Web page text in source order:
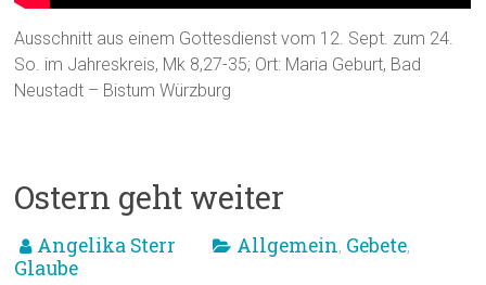
Ausschnitt aus einem Gottesdienst vom 12. Sept. zum 24.
So. im Jahreskreis, Mk 8,27-35; Ort: Maria Geburt, Bad
Neustadt – Bistum Würzburg
Ostern geht weiter
Angelika Sterr Allgemein, Gebete,
Glaube